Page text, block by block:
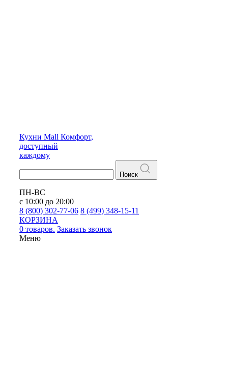
Кухни Mall Комфорт,
доступный
каждому
Поиск
ПН-ВС
с 10:00 до 20:00
8 (800) 302-77-06 8 (499) 348-15-11
КОРЗИНА
0 товаров. Заказать звонок
Меню